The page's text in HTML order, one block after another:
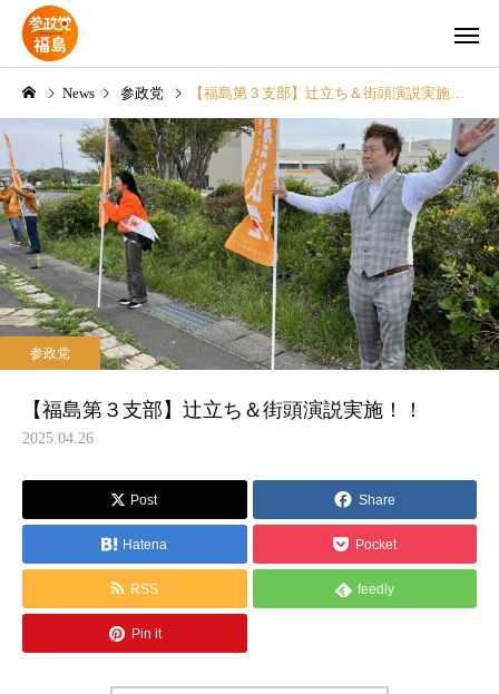
参政党
【県連】夏の党員倍増大作
戦‼
参政党
【県連】神谷宗幣代表
日に来福‼
Instagram YouTubeチャ
News 参政党 【福島第３支部】辻立ち＆街頭演説実施！！
参政党
【福島第３支部】辻立ち＆街頭演説実施！！
2025.04.26
Post Share
Hatena Pocket
RSS feedly
Pin it